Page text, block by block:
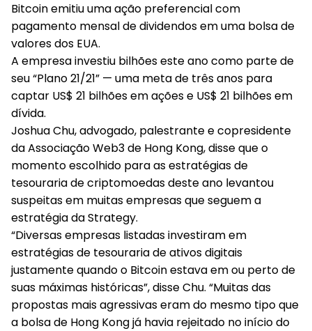
Bitcoin emitiu uma ação preferencial com
pagamento mensal de dividendos em uma bolsa de
valores dos EUA.
A empresa investiu bilhões este ano como parte de
seu “Plano 21/21” — uma meta de três anos para
captar US$ 21 bilhões em ações e US$ 21 bilhões em
dívida.
Joshua Chu, advogado, palestrante e copresidente
da Associação Web3 de Hong Kong, disse que o
momento escolhido para as estratégias de
tesouraria de criptomoedas deste ano levantou
suspeitas em muitas empresas que seguem a
estratégia da Strategy.
“Diversas empresas listadas investiram em
estratégias de tesouraria de ativos digitais
justamente quando o Bitcoin estava em ou perto de
suas máximas históricas”, disse Chu. “Muitas das
propostas mais agressivas eram do mesmo tipo que
a bolsa de Hong Kong já havia rejeitado no início do